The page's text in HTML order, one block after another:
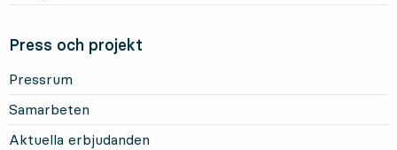
Press och projekt
Pressrum
Samarbeten
Aktuella erbjudanden